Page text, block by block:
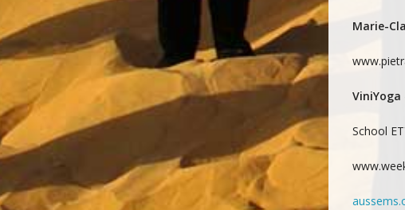
Marie-
ViniYoga
School